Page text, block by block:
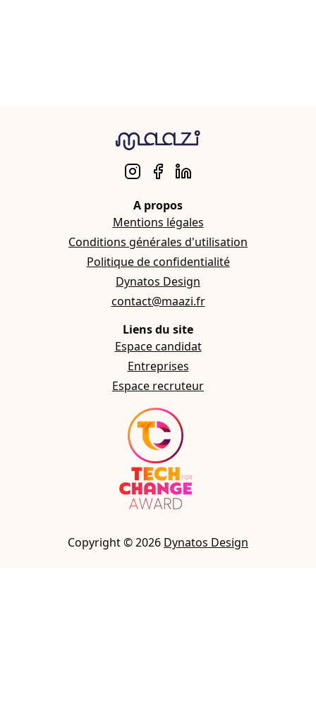
A propos
Mentions légales
Conditions générales d'utilisation
Politique de confidentialité
Dynatos Design
contact@maazi.fr
Liens du site
Espace candidat
Entreprises
Espace recruteur
Copyright ©2026 Dynatos Design